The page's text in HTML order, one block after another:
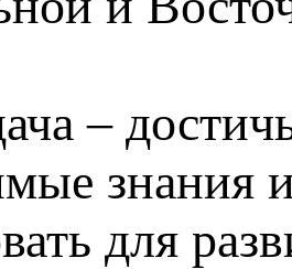
–
знания
для